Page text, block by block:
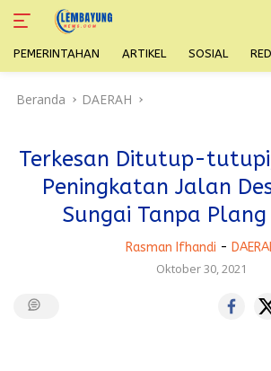
PEMERINTAHAN ARTIKEL SOSIAL
Beranda DAERAH
Terkesan Ditutup-
Peningkatan Jalan
Sungai Tanpa Plang
Rasman Ifhandi -
Oktober 30, 2021